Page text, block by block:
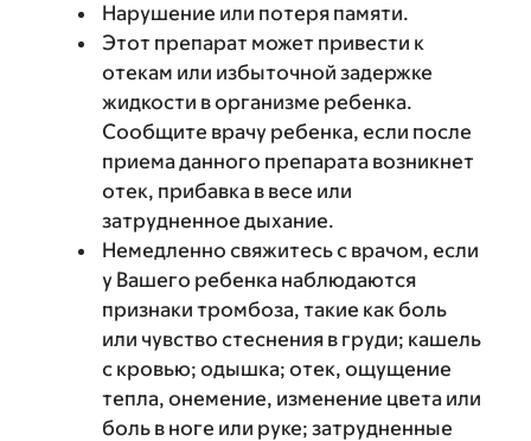
Нарушение или потеря памяти.
Этот препарат может привести к
отекам или избыточной задержке
жидкости в организме ребенка.
Сообщите врачу ребенка, если после
приема данного препарата возникнет
отек, прибавка в весе или
затрудненное дыхание.
Немедленно свяжитесь с врачом, если
у Вашего ребенка наблюдаются
признаки тромбоза, такие как боль
или чувство стеснения в груди; кашель
с кровью; одышка; отек, ощущение
тепла, онемение, изменение цвета или
боль в ноге или руке; затрудненные